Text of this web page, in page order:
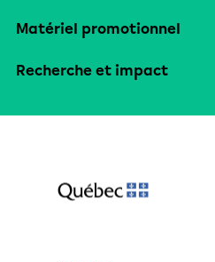
Matériel promotionnel
Recherche et impact